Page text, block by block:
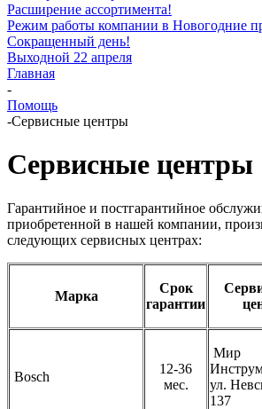
Расширение ассортимента!
Режим работы компании в Новогодние
Сокращенный день!
Выходной 22 апреля
Главная
-
Помощь
-Сервисные центры
Сервисные центры
Гарантийное и постгарантийное
приобретенной в нашей компании,
следующих сервисных центрах:
Марка
Срок
гарантии
Bosch
12-36
мес.
Мир
ул.
137